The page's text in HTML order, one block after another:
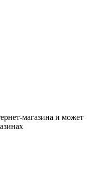
магазина и может